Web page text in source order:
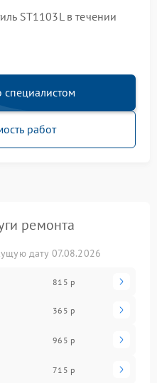
ST1103L в течении
специалистом
работ
ремонта
дату 07.08.2026
815 р
365 р
965 р
715 р